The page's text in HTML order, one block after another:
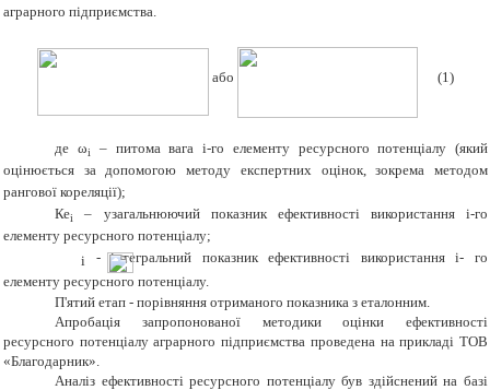
аграрного підприємства.
або (1)
де ωi
– питома вага i-го елементу ресурсного потенціалу (який
оцінюється за допомогою методу експертних оцінок, зокрема методом
рангової кореляції);
Кеi
– узагальнюючий показник ефективності використання i-го
елементу ресурсного потенціалу;
i - інтегральний показник ефективності використання i- го
елементу ресурсного потенціалу.
П'ятий етап - порівняння отриманого показника з еталонним.
Апробація запропонованої методики оцінки ефективності
ресурсного потенціалу аграрного підприємства проведена на прикладі ТОВ
«Благодарник».
Аналіз ефективності ресурсного потенціалу був здійснений на базі